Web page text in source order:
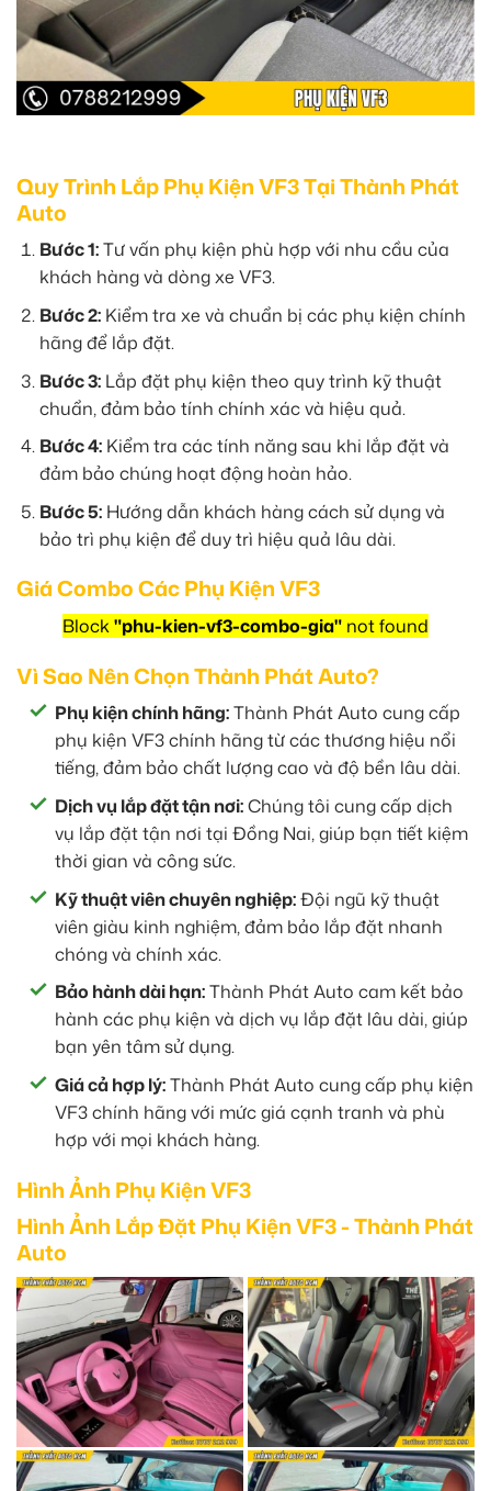
Quy Trình Lắp Phụ Kiện VF3 Tại Thành Phát
Auto
Bước 1:Tư vấn phụ kiện phù hợp với nhu cầu của
khách hàng và dòng xe VF3.
Bước 2:Kiểm tra xe và chuẩn bị các phụ kiện chính
hãng để lắp đặt.
Bước 3:Lắp đặt phụ kiện theo quy trình kỹ thuật
chuẩn, đảm bảo tính chính xác và hiệu quả.
Bước 4:Kiểm tra các tính năng sau khi lắp đặt và
đảm bảo chúng hoạt động hoàn hảo.
Bước 5:Hướng dẫn khách hàng cách sử dụng và
bảo trì phụ kiện để duy trì hiệu quả lâu dài.
Giá Combo Các Phụ Kiện VF3
Block"phu-kien-vf3-combo-gia" not found
Vì Sao Nên Chọn Thành Phát Auto?
Phụ kiện chính hãng:Thành Phát Auto cung cấp
phụ kiện VF3 chính hãng từ các thương hiệu nổi
tiếng, đảm bảo chất lượng cao và độ bền lâu dài.
Dịch vụ lắp đặt tận nơi:Chúng tôi cung cấp dịch
vụ lắp đặt tận nơi tại Đồng Nai, giúp bạn tiết kiệm
thời gian và công sức.
Kỹ thuật viên chuyên nghiệp:Đội ngũ kỹ thuật
viên giàu kinh nghiệm, đảm bảo lắp đặt nhanh
chóng và chính xác.
Bảo hành dài hạn:Thành Phát Auto cam kết bảo
hành các phụ kiện và dịch vụ lắp đặt lâu dài, giúp
bạn yên tâm sử dụng.
Giá cả hợp lý:Thành Phát Auto cung cấp phụ kiện
VF3 chính hãng với mức giá cạnh tranh và phù
hợp với mọi khách hàng.
Hình Ảnh Phụ Kiện VF3
Hình Ảnh Lắp Đặt Phụ Kiện VF3 - Thành Phát
Auto